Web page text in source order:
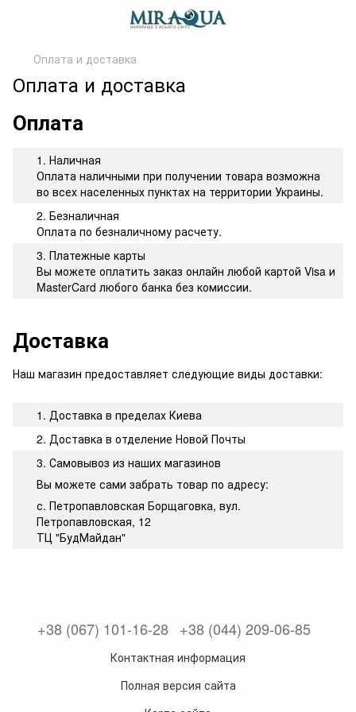
Оплата и доставка
Оплата и доставка
Оплата
1. Наличная
Оплата наличными при получении товара возможна
во всех населенных пунктах на территории Украины.
2. Безналичная
Оплата по безналичному расчету.
3. Платежные карты
Вы можете оплатить заказ онлайн любой картой Visa и
MasterCard любого банка без комиссии.
Доставка
Наш магазин предоставляет следующие виды доставки:
1. Доставка в пределах Киева
2. Доставка в отделение Новой Почты
3. Самовывоз из наших магазинов
Вы можете сами забрать товар по адресу:
с. Петропавловская Борщаговка, вул.
Петропавловская, 12
ТЦ "БудМайдан"
+38 (067) 101-16-28 +38 (044) 209-06-85
Контактная информация
Полная версия сайта